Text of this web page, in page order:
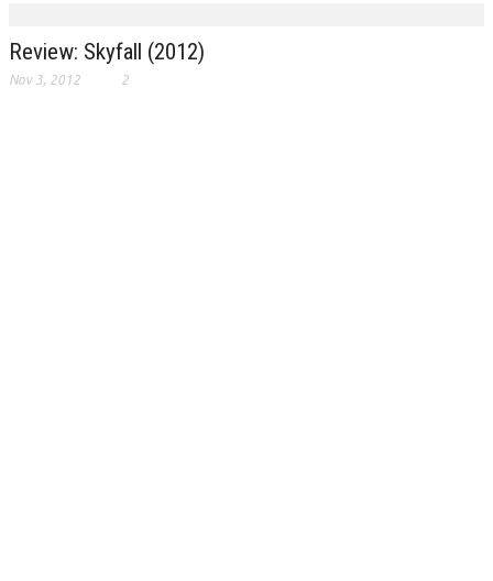
Review: Skyfall (2012)
Nov 3, 2012 2